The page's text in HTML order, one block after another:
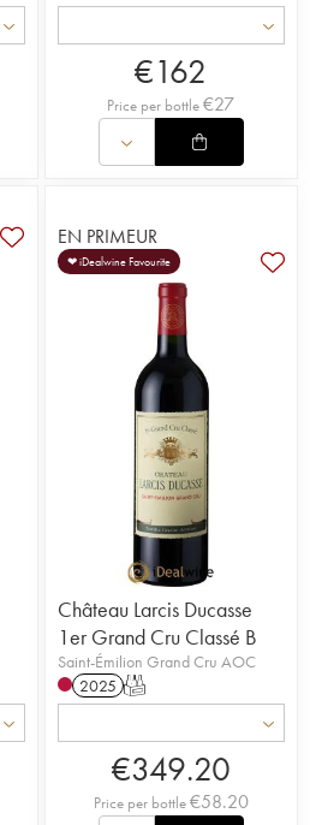
€162
Price per bottle€27
EN PRIMEUR
❤ iDealwine Favourite
Château Larcis Ducasse
1er Grand Cru Classé B
Saint-Émilion Grand Cru AOC
2025 T
€349.20
Price per bottle€58.20